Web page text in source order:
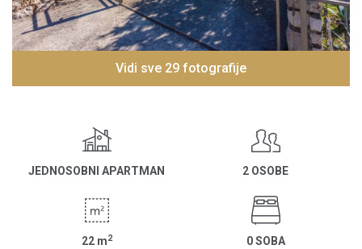
Vidi sve 29 fotografije
JEDNOSOBNI APARTMAN 2 OSOBE
22 m2 0 SOBA